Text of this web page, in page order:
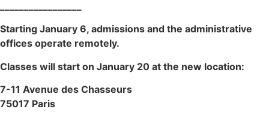
Starting January 6, admissions and the administrative
offices operate remotely.
Classes will start on January 20 at the new location:
7-11 Avenue des Chasseurs
75017 Paris